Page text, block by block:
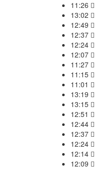
11:26
13:02
12:49
12:37
12:24
12:07
11:27
11:15
11:01
13:19
13:15
12:51
12:44
12:37
12:24
12:14
12:09